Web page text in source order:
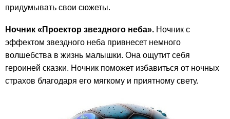
придумывать свои сюжеты.
Ночник «Проектор звездного неба». Ночник с
эффектом звездного неба привнесет немного
волшебства в жизнь малышки. Она ощутит себя
героиней сказки. Ночник поможет избавиться от ночных
страхов благодаря его мягкому и приятному свету.